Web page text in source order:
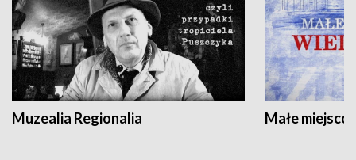
Muzealia Regionalia Małe